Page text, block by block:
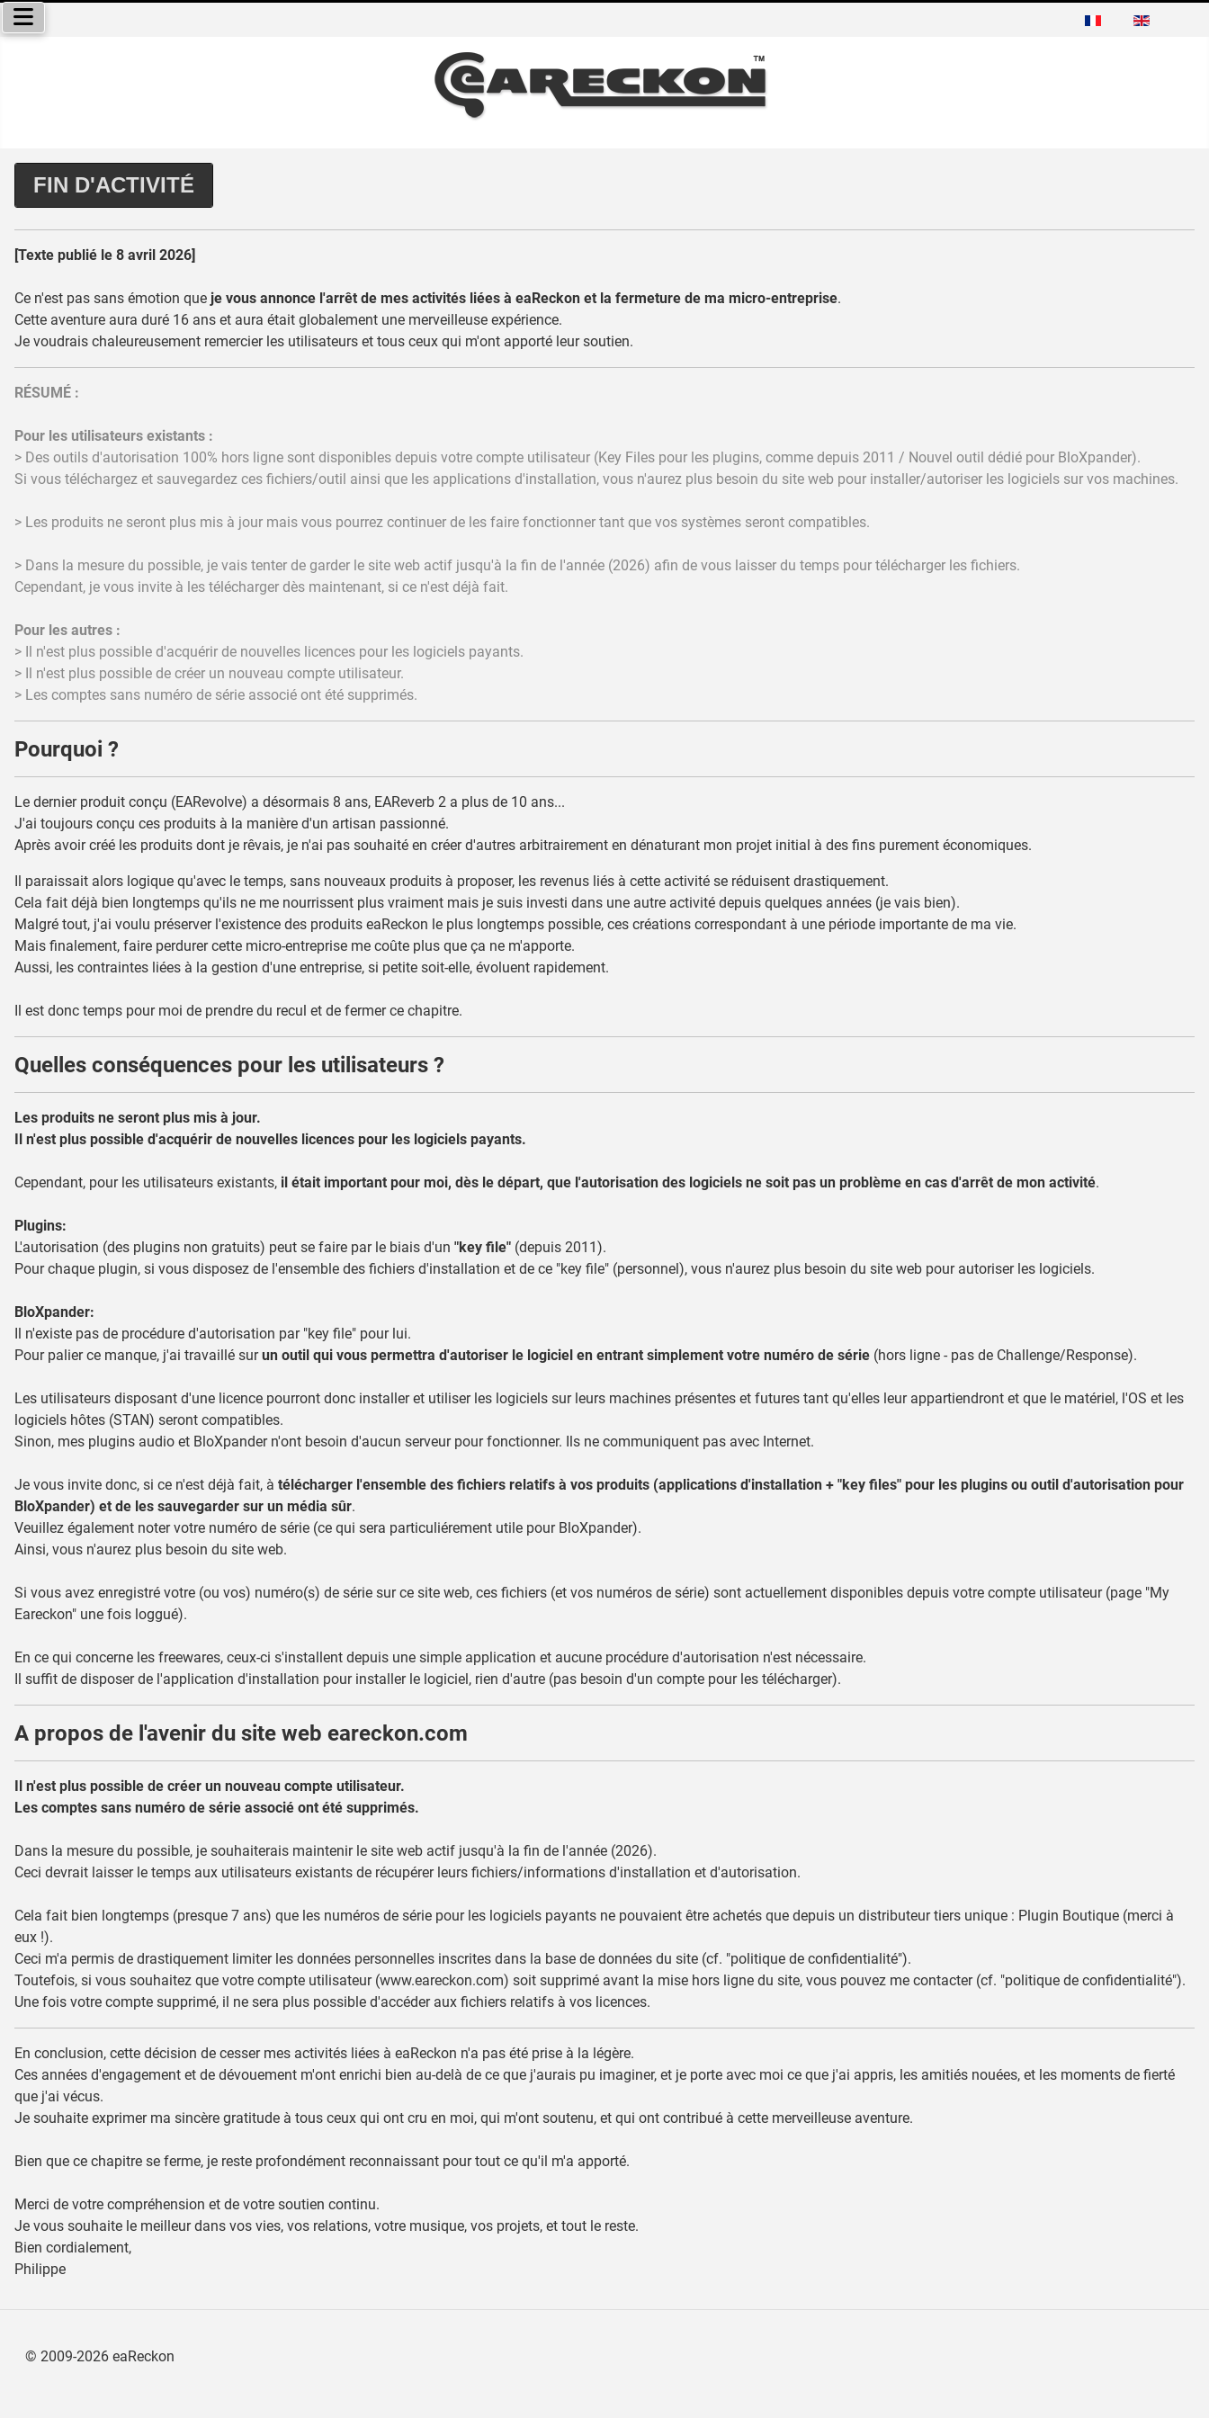
Sélectionnez votre langue
FIN D'ACTIVITÉ
[Texte publié le 8 avril 2026]
Ce n'est pas sans émotion que je vous annonce l'arrêt de mes activités liées à eaReckon et la fermeture de ma micro-entreprise.
Cette aventure aura duré 16 ans et aura était globalement une merveilleuse expérience.
Je voudrais chaleureusement remercier les utilisateurs et tous ceux qui m'ont apporté leur soutien.
RÉSUMÉ :
Pour les utilisateurs existants :
> Des outils d'autorisation 100% hors ligne sont disponibles depuis votre compte utilisateur (Key Files pour les plugins, comme depuis 2011 / Nouvel outil dédié pour BloXpander).
Si vous téléchargez et sauvegardez ces fichiers/outil ainsi que les applications d'installation, vous n'aurez plus besoin du site web pour installer/autoriser les logiciels sur vos machines.
> Les produits ne seront plus mis à jour mais vous pourrez continuer de les faire fonctionner tant que vos systèmes seront compatibles.
> Dans la mesure du possible, je vais tenter de garder le site web actif jusqu'à la fin de l'année (2026) afin de vous laisser du temps pour télécharger les fichiers.
Cependant, je vous invite à les télécharger dès maintenant, si ce n'est déjà fait.
Pour les autres :
> Il n'est plus possible d'acquérir de nouvelles licences pour les logiciels payants.
> Il n'est plus possible de créer un nouveau compte utilisateur.
> Les comptes sans numéro de série associé ont été supprimés.
Pourquoi ?
Le dernier produit conçu (EARevolve) a désormais 8 ans, EAReverb 2 a plus de 10 ans...
J'ai toujours conçu ces produits à la manière d'un artisan passionné.
Après avoir créé les produits dont je rêvais, je n'ai pas souhaité en créer d'autres arbitrairement en dénaturant mon projet initial à des fins purement économiques.
Il paraissait alors logique qu'avec le temps, sans nouveaux produits à proposer, les revenus liés à cette activité se réduisent drastiquement.
Cela fait déjà bien longtemps qu'ils ne me nourrissent plus vraiment mais je suis investi dans une autre activité depuis quelques années (je vais bien).
Malgré tout, j'ai voulu préserver l'existence des produits eaReckon le plus longtemps possible, ces créations correspondant à une période importante de ma vie.
Mais finalement, faire perdurer cette micro-entreprise me coûte plus que ça ne m'apporte.
Aussi, les contraintes liées à la gestion d'une entreprise, si petite soit-elle, évoluent rapidement.
Il est donc temps pour moi de prendre du recul et de fermer ce chapitre.
Quelles conséquences pour les utilisateurs ?
Les produits ne seront plus mis à jour.
Il n'est plus possible d'acquérir de nouvelles licences pour les logiciels payants.
Cependant, pour les utilisateurs existants, il était important pour moi, dès le départ, que l'autorisation des logiciels ne soit pas un problème en cas d'arrêt de mon activité.
Plugins:
L'autorisation (des plugins non gratuits) peut se faire par le biais d'un "key file" (depuis 2011).
Pour chaque plugin, si vous disposez de l'ensemble des fichiers d'installation et de ce "key file" (personnel), vous n'aurez plus besoin du site web pour autoriser les logiciels.
BloXpander:
Il n'existe pas de procédure d'autorisation par "key file" pour lui.
Pour palier ce manque, j'ai travaillé surun outil qui vous permettra d'autoriser le logiciel en entrant simplement votre numéro de série (hors ligne - pas de Challenge/Response).
Les utilisateurs disposant d'une licence pourront donc installer et utiliser les logiciels sur leurs machines présentes et futures tant qu'elles leur appartiendront et que le matériel, l'OS et les
logiciels hôtes (STAN) seront compatibles.
Sinon, mes plugins audio et BloXpander n'ont besoin d'aucun serveur pour fonctionner. Ils ne communiquent pas avec Internet.
Je vous invite donc, si ce n'est déjà fait, à télécharger l'ensemble des fichiers relatifs à vos produits (applications d'installation + "key files" pour les plugins ou outil d'autorisation pour
BloXpander) et de les sauvegarder sur un média sûr.
Veuillez également noter votre numéro de série (ce qui sera particuliérement utile pour BloXpander).
Ainsi, vous n'aurez plus besoin du site web.
Si vous avez enregistré votre (ou vos) numéro(s) de série sur ce site web, ces fichiers (et vos numéros de série) sont actuellement disponibles depuis votre compte utilisateur (page "My
Eareckon" une fois loggué).
En ce qui concerne les freewares, ceux-ci s'installent depuis une simple application et aucune procédure d'autorisation n'est nécessaire.
Il suffit de disposer de l'application d'installation pour installer le logiciel, rien d'autre (pas besoin d'un compte pour les télécharger).
A propos de l'avenir du site web eareckon.com
Il n'est plus possible de créer un nouveau compte utilisateur.
Les comptes sans numéro de série associé ont été supprimés.
Dans la mesure du possible, je souhaiterais maintenir le site web actif jusqu'à la fin de l'année (2026).
Ceci devrait laisser le temps aux utilisateurs existants de récupérer leurs fichiers/informations d'installation et d'autorisation.
Cela fait bien longtemps (presque 7 ans) que les numéros de série pour les logiciels payants ne pouvaient être achetés que depuis un distributeur tiers unique : Plugin Boutique (merci à
eux !).
Ceci m'a permis de drastiquement limiter les données personnelles inscrites dans la base de données du site (cf. "politique de confidentialité").
Toutefois, si vous souhaitez que votre compte utilisateur (www.eareckon.com) soit supprimé avant la mise hors ligne du site, vous pouvez me contacter (cf. "politique de confidentialité").
Une fois votre compte supprimé, il ne sera plus possible d'accéder aux fichiers relatifs à vos licences.
En conclusion, cette décision de cesser mes activités liées à eaReckon n'a pas été prise à la légère.
Ces années d'engagement et de dévouement m'ont enrichi bien au-delà de ce que j'aurais pu imaginer, et je porte avec moi ce que j'ai appris, les amitiés nouées, et les moments de fierté
que j'ai vécus.
Je souhaite exprimer ma sincère gratitude à tous ceux qui ont cru en moi, qui m'ont soutenu, et qui ont contribué à cette merveilleuse aventure.
Bien que ce chapitre se ferme, je reste profondément reconnaissant pour tout ce qu'il m'a apporté.
Merci de votre compréhension et de votre soutien continu.
Je vous souhaite le meilleur dans vos vies, vos relations, votre musique, vos projets, et tout le reste.
Bien cordialement,
Philippe
© 2009-2026 eaReckon